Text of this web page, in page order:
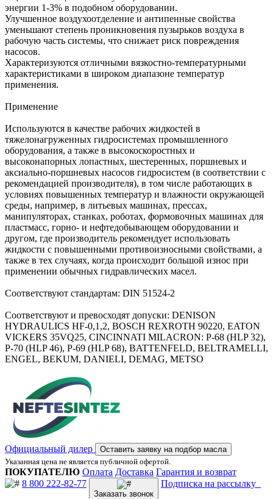
энергии 1-3% в подобном оборудовании.
Улучшенное воздухоотделение и антипенные свойства
уменьшают степень проникновения пузырьков воздуха в
рабочую часть системы, что снижает риск повреждения
насосов.
Характеризуются отличными вязкостно-температурными
характеристиками в широком диапазоне температур
применения.
Применение
Используются в качестве рабочих жидкостей в
тяжелонагруженных гидросистемах промышленного
оборудования, а также в высокоскоростных и
высоконапорных лопастных, шестеренных, поршневых и
аксиально-поршневых насосов гидросистем (в соответствии с
рекомендацией производителя), в том числе работающих в
условиях повышенных температур и влажности окружающей
среды, например, в литьевых машинах, прессах,
манипуляторах, станках, роботах, формовочных машинах для
пластмасс, горно- и нефтедобывающем оборудовании и
другом, где производитель рекомендует использовать
жидкости с повышенными противоизносными свойствами, а
также в тех случаях, когда происходит большой износ при
применении обычных гидравлических масел.
Соответствуют стандартам: DIN 51524-2
Соответствуют и превосходят допуски: DENISON
HYDRAULICS HF-0,1,2, BOSCH REXROTH 90220, EATON
VICKERS 35VQ25, CINCINNATI MILACRON: P-68 (HLP 32),
P-70 (HLP 46), P-69 (HLP 68), BATTENFELD, BELTRAMELLI,
ENGEL, BEKUM, DANIELI, DEMAG, METSO
Официальный дилер
Оставить заявку на подбор масла
Указанная цена не является публичной офертой.
ПОКУПАТЕЛЮ Оплата Доставка Гарантия и возврат
8 800 222-82-77
Заказать звонок
Подписка на рассылку